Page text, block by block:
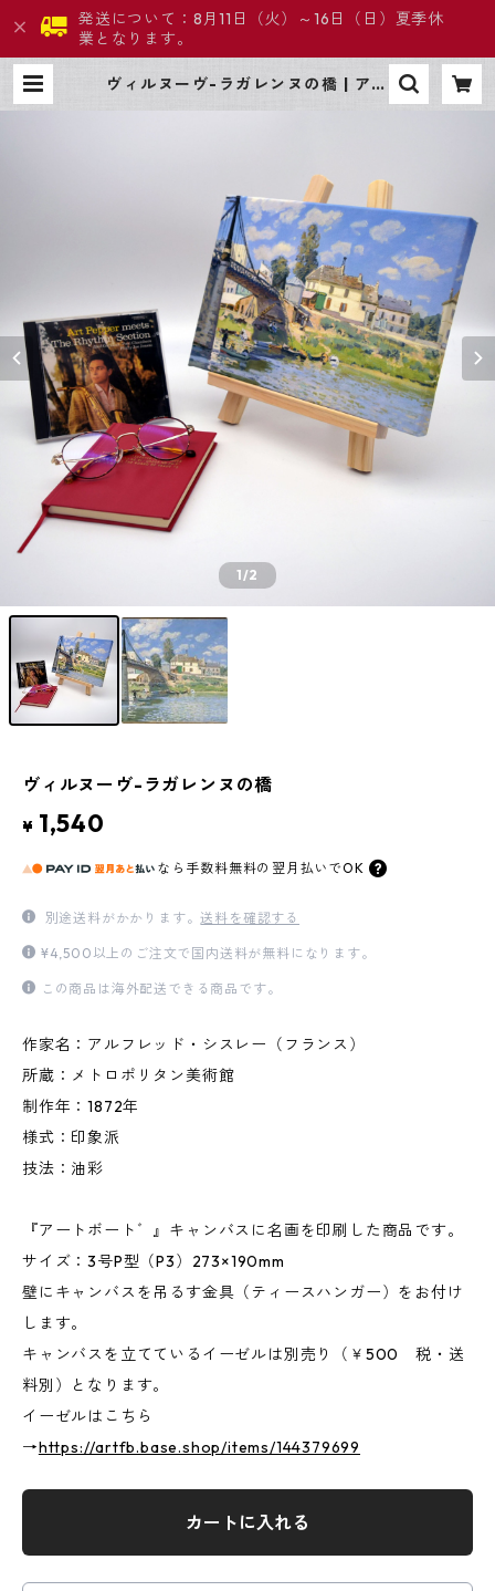
発送について：8月11日（火）～16日（日）夏季休
業となります。
ヴィルヌーヴ-ラガレンヌの橋 | アー
1/2
ヴィルヌーヴ-ラガレンヌの橋
¥ 1,540
なら 手数料無料の 翌月払いでOK
別途送料がかかります。送料を確認する
¥4,500以上のご注文で国内送料が無料になります。
この商品は海外配送できる商品です。
作家名：アルフレッド・シスレー（フランス）
所蔵：メトロポリタン美術館
制作年：1872年
様式：印象派
技法：油彩
『アートボート゛』キャンバスに名画を印刷した商品です。
サイズ：3号P型（P3）273×190mm
壁にキャンバスを吊るす金具（ティースハンガー）をお付け
します。
キャンバスを立てているイーゼルは別売り（￥500 税・送
料別）となります。
イーゼルはこちら
→https://artfb.base.shop/items/144379699
カートに入れる